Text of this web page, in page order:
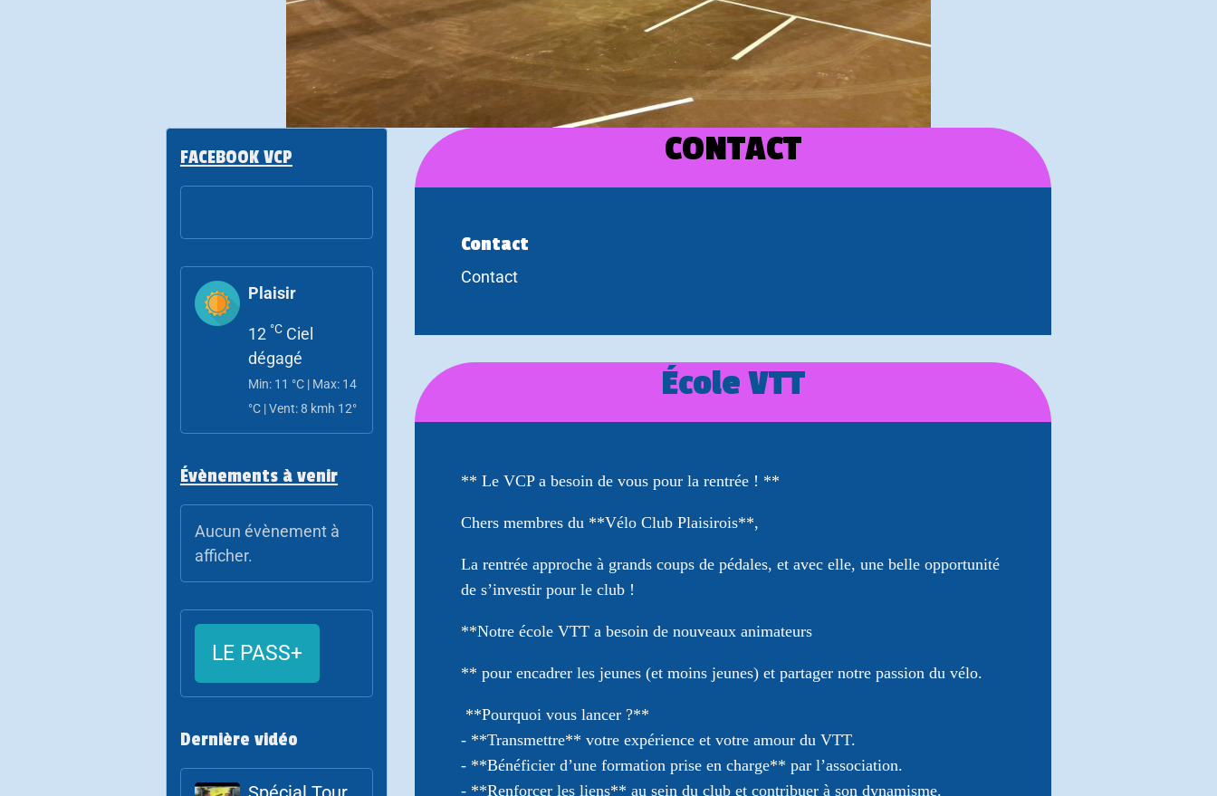
CONTACT
Contact
Contact
École VTT
** Le VCP a besoin de vous pour la rentrée ! **
Chers membres du **Vélo Club Plaisirois**,
La rentrée approche à grands coups de pédales, et avec elle, une belle opportunité
de s’investir pour le club !
**Notre école VTT a besoin de nouveaux animateurs
** pour encadrer les jeunes (et moins jeunes) et partager notre passion du vélo.
**Pourquoi vous lancer ?**
- **Transmettre** votre expérience et votre amour du VTT.
- **Bénéficier d’une formation prise en charge** par l’association.
- **Renforcer les liens** au sein du club et contribuer à son dynamisme.
FACEBOOK VCP
Plaisir
12 °C Ciel
dégagé
Min: 11 °C | Max: 14
°C | Vent: 8 kmh 12°
Évènements à venir
Aucun évènement à
afficher.
LE PASS+
Dernière vidéo